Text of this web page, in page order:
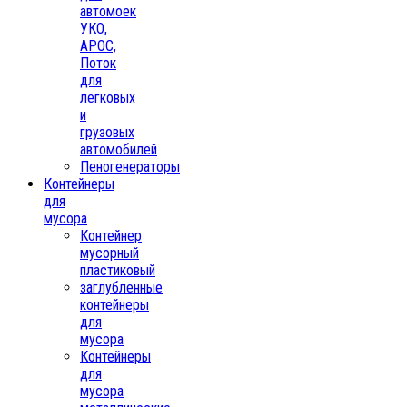
автомоек
УКО,
АРОС,
Поток
для
легковых
и
грузовых
автомобилей
Пеногенераторы
Контейнеры
для
мусора
Контейнер
мусорный
пластиковый
заглубленные
контейнеры
для
мусора
Контейнеры
для
мусора